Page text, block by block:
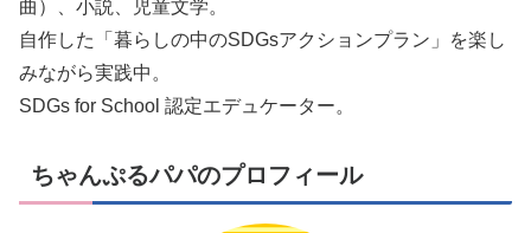
曲）、小説、児童文学。
自作した「暮らしの中のSDGsアクションプラン」を楽し
みながら実践中。
SDGs for School 認定エデュケーター。
ちゃんぷるパパのプロフィール